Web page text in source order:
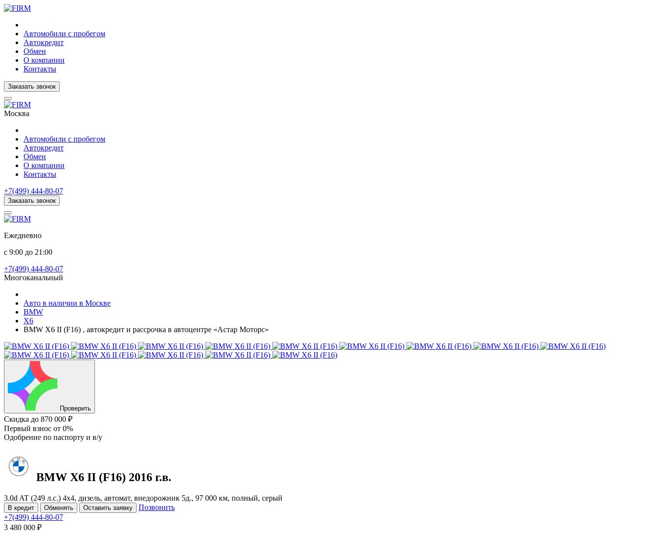
Автомобили с пробегом
Автокредит
Обмен
О компании
Контакты
Заказать звонок
Москва
Автомобили с пробегом
Автокредит
Обмен
О компании
Контакты
+7(499) 444-80-07
Заказать звонок
Ежедневно
с 9:00 до 21:00
+7(499) 444-80-07
Многоканальный
Авто в наличии в Москве
BMW
X6
BMW X6 II (F16) , автокредит и рассрочка в автоцентре «Астар Моторс»
Проверить
Скидка до 870 000 ₽
Первый взнос от 0%
Одобрение по паспорту и в/у
BMW X6 II (F16) 2016 г.в.
3.0d AT (249 л.с.) 4x4, дизель, автомат, внедорожник 5д., 97 000 км, полный, серый
В кредит Обменять Оставить заявку
Позвонить
+7(499) 444-80-07
3 480 000 ₽